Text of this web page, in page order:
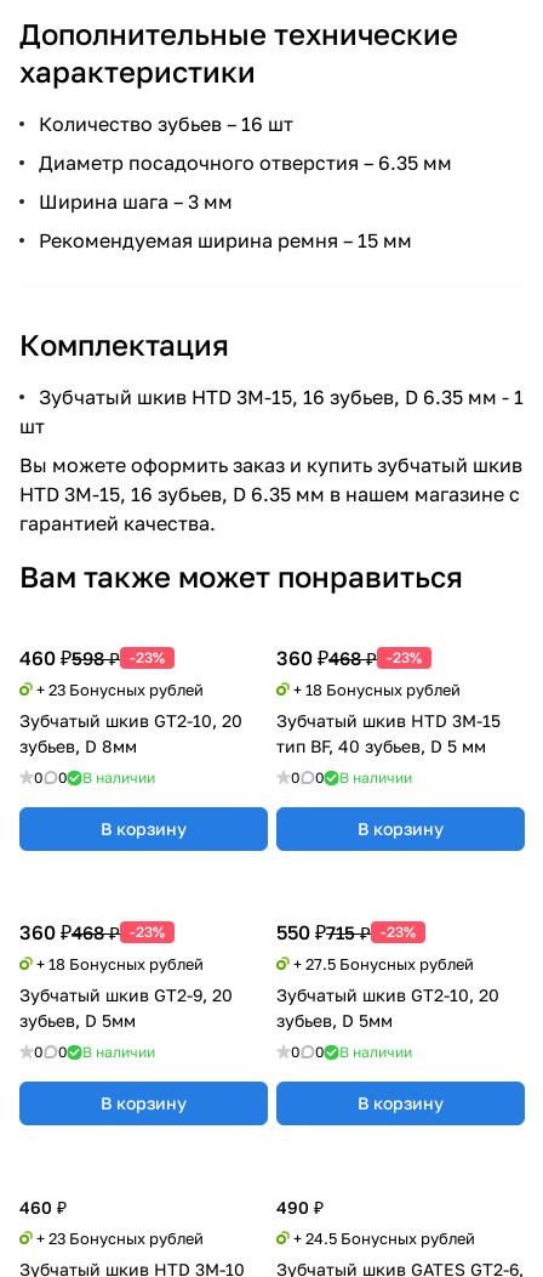
Дополнительные технические
характеристики
Количество зубьев – 16 шт
Диаметр посадочного отверстия – 6.35 мм
Ширина шага – 3 мм
Рекомендуемая ширина ремня – 15 мм
Комплектация
Зубчатый шкив HTD 3M-15, 16 зубьев, D 6.35 мм - 1
шт
Вы можете оформить заказ и купить зубчатый шкив
HTD 3M-15, 16 зубьев, D 6.35 мм в нашем магазине с
гарантией качества.
Вам также может понравиться
460 ₽598 ₽ -23%
+ 23 Бонусных рублей
Зубчатый шкив GT2-10, 20
зубьев, D 8мм
0 0 В наличии
В корзину
360 ₽468 ₽ -23%
+ 18 Бонусных рублей
Зубчатый шкив HTD 3M-15
тип BF, 40 зубьев, D 5 мм
0 0 В наличии
В корзину
550 ₽715 ₽ -23%
+ 27.5 Бонусных рублей
Зубчатый шкив GT2-10, 20
зубьев, D 5мм
0 0 В наличии
В корзину
460 ₽
+ 23 Бонусных рублей
Зубчатый шкив HTD 3M-10
490 ₽
+ 24.5 Бонусных рублей
Зубчатый шкив GATES GT2-6,
360 ₽468 ₽ -23%
+ 18 Бонусных рублей
Зубчатый шкив GT2-9, 20
зубьев, D 5мм
0 0 В наличии
В корзину